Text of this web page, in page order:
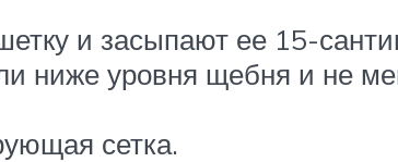
и засыпают ее 15-
ниже уровня щебня и не
сетка.